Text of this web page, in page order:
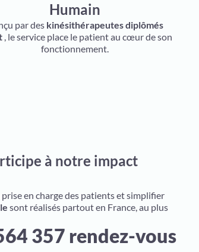
Humain
par des kinésithérapeutes diplômés
, le service place le patient au cœur de son
fonctionnement.
à notre impact
en charge des patients et simplifier
sont réalisés partout en France, au plus
357 rendez-vous